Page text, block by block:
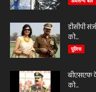
डीसीपी
को...
पुलिस
बीएसएफ
को...